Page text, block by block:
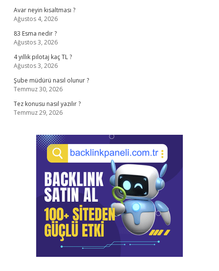
Avar neyin kısaltması ?
Ağustos 4, 2026
83 Esma nedir ?
Ağustos 3, 2026
4 yıllık pilotaj kaç TL ?
Ağustos 3, 2026
Şube müdürü nasıl olunur ?
Temmuz 30, 2026
Tez konusu nasıl yazılır ?
Temmuz 29, 2026